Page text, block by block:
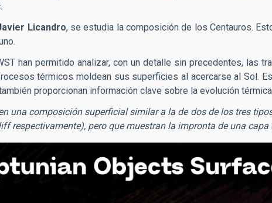
Licandro, se estudia la composición de los Centauros.
han permitido analizar, con un detalle sin precedentes, las
térmicos moldean sus superficies al acercarse al Sol.
proporcionan información clave sobre la evolución
una composición superficial similar a la de dos de los tres
respectivamente), pero que muestran la impronta de una